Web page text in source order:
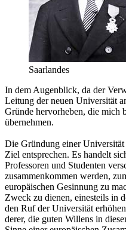
Saarlandes
In dem Augenblick, da der
Leitung der neuen Universität
Gründe hervorheben, die mich
übernehmen.
Die Gründung einer Universität
Ziel entsprechen. Es handelt
Professoren und Studenten
zusammenkommen werden,
europäischen Gesinnung zu
Zweck zu dienen, einesteils in
den Ruf der Universität
derer, die guten Willens in